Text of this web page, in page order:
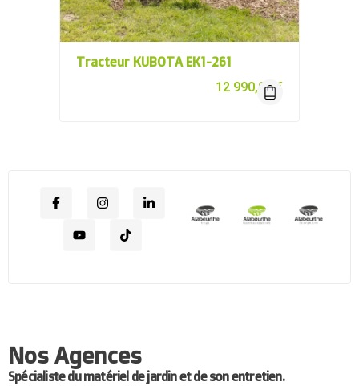
Tracteur KUBOTA EK1-261
12 990,00€
Nos Agences
Spécialiste du matériel de jardin et de son entretien.